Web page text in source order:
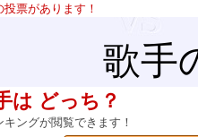
票があります！
歌手
は どっち？
ングが閲覧できます！